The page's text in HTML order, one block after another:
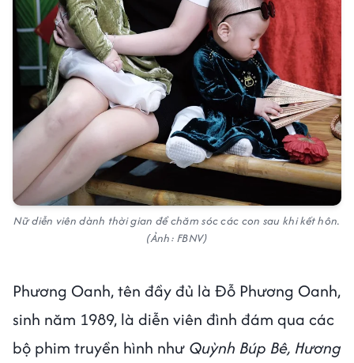
Nữ diễn viên dành thời gian để chăm sóc các con sau khi kết hôn.
(Ảnh: FBNV)
Phương Oanh, tên đầy đủ là Đỗ Phương Oanh,
sinh năm 1989, là diễn viên đình đám qua các
bộ phim truyền hình như Quỳnh Búp Bê, Hương